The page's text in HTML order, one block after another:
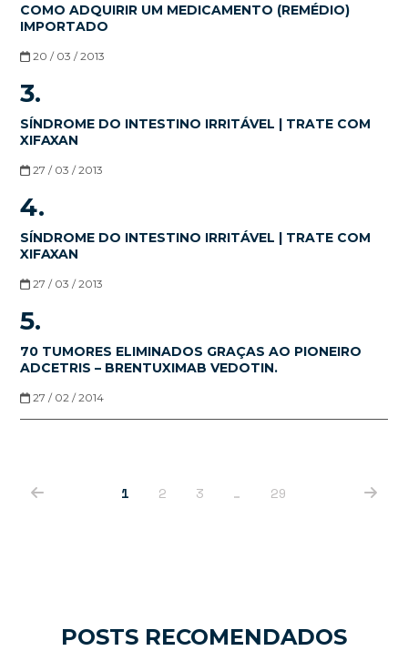
COMO ADQUIRIR UM MEDICAMENTO (REMÉDIO)
IMPORTADO
20 / 03 / 2013
3.
SÍNDROME DO INTESTINO IRRITÁVEL | TRATE COM
XIFAXAN
27 / 03 / 2013
4.
SÍNDROME DO INTESTINO IRRITÁVEL | TRATE COM
XIFAXAN
27 / 03 / 2013
5.
70 TUMORES ELIMINADOS GRAÇAS AO PIONEIRO
ADCETRIS – BRENTUXIMAB VEDOTIN.
27 / 02 / 2014
1 2 3 … 29
POSTS RECOMENDADOS